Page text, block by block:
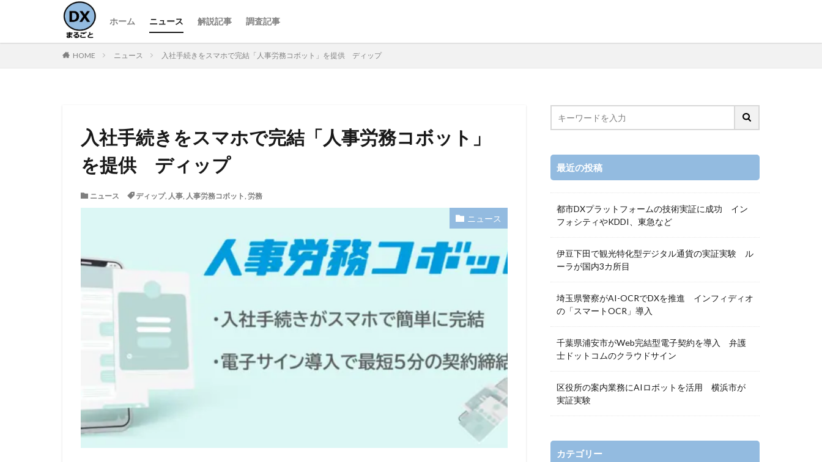
ホーム ニュース 解説記事 調査記事
HOME ニュース 入社手続きをスマホで完結「人事労務コボット」を提供 ディップ
入社手続きをスマホで完結「人事労務コボット」
を提供 ディップ
ニュース ディップ, 人事, 人事労務コボット, 労務
ニュース
最近の投稿
都市DXプラットフォームの技術実証に成功 イン
フォシティやKDDI、東急など
伊豆下田で観光特化型デジタル通貨の実証実験 ル
ーラが国内3カ所目
埼玉県警察がAI-OCRでDXを推進 インフィディオ
の「スマートOCR」導入
千葉県浦安市がWeb完結型電子契約を導入 弁護
士ドットコムのクラウドサイン
区役所の案内業務にAIロボットを活用 横浜市が
実証実験
カテゴリー